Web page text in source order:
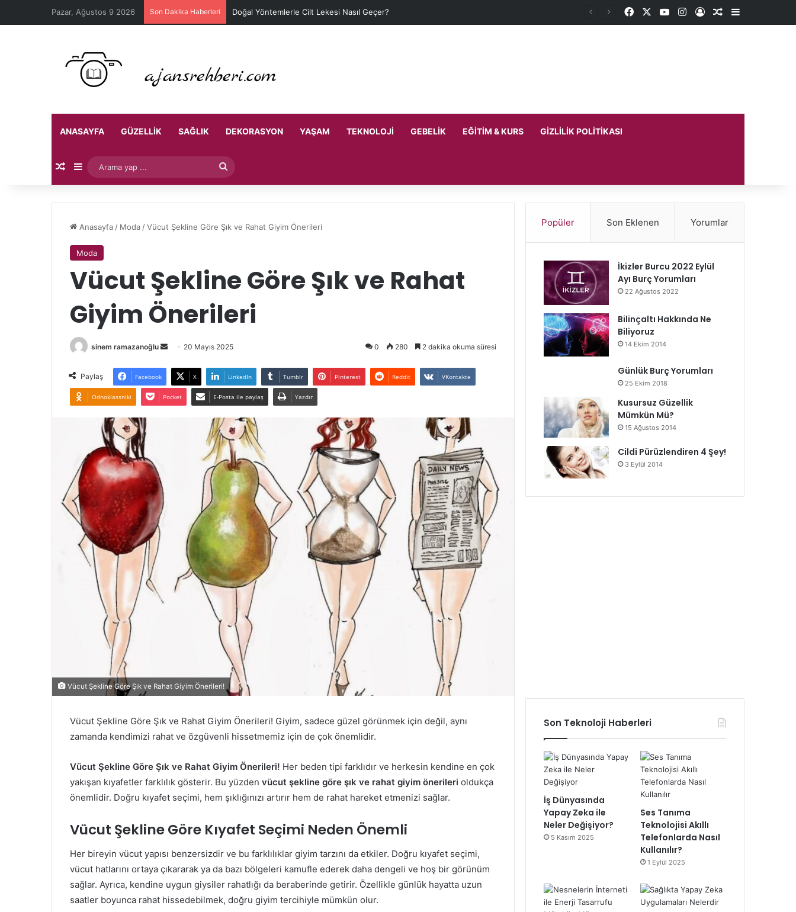
Pazar, Ağustos 9 2026 Son Dakika Haberleri Doğal Yöntemlerle Cilt Lekesi Nasıl Geçer? FacebookYouTubeInstagram
Kayıt OlRastgele Makale
Kenar
ANASAYFA GÜZELLIK SAĞLIK DEKORASYON YAŞAM TEKNOLOJI GEBELIK EĞITIM & KURS GIZLILIK POLITIKASI
Rastgele Makale
Kenar Bölmesi
Arama
yap
Anasayfa / Moda /Vücut Şekline Göre Şık ve Rahat Giyim Önerileri
Moda
Vücut Şekline Göre Şık ve Rahat
Giyim Önerileri
sinem ramazanoğlu
Bir
posta
göndermek
20 Mayıs 2025 0 280 2 dakika okuma süresi
Paylaş Facebook X LinkedIn Tumblr Pinterest Reddit VKontakte
Odnoklassniki Pocket E-Posta ile paylaş Yazdır
Vücut Şekline Göre Şık ve Rahat Giyim Önerileri!
Vücut Şekline Göre Şık ve Rahat Giyim Önerileri! Giyim, sadece güzel görünmek için değil, aynı
zamanda kendimizi rahat ve özgüvenli hissetmemiz için de çok önemlidir.
Vücut Şekline Göre Şık ve Rahat Giyim Önerileri! Her beden tipi farklıdır ve herkesin kendine en çok
yakışan kıyafetler farklılık gösterir. Bu yüzden vücut şekline göre şık ve rahat giyim önerileri oldukça
önemlidir. Doğru kıyafet seçimi, hem şıklığınızı artırır hem de rahat hareket etmenizi sağlar.
Vücut Şekline Göre Kıyafet Seçimi Neden Önemli
Her bireyin vücut yapısı benzersizdir ve bu farklılıklar giyim tarzını da etkiler. Doğru kıyafet seçimi,
vücut hatlarını ortaya çıkararak ya da bazı bölgeleri kamufle ederek daha dengeli ve hoş bir görünüm
sağlar. Ayrıca, kendine uygun giysiler rahatlığı da beraberinde getirir. Özellikle günlük hayatta uzun
saatler boyunca rahat hissedebilmek, doğru giyim tercihiyle mümkün olur.
Popüler Son Eklenen Yorumlar
İkizler Burcu 2022 Eylül
Ayı Burç Yorumları
22 Ağustos 2022
Bilinçaltı Hakkında Ne
Biliyoruz
14 Ekim 2014
Günlük Burç Yorumları
25 Ekim 2018
Kusursuz Güzellik
Mümkün Mü?
15 Ağustos 2014
Cildi Pürüzlendiren 4 Şey!
3 Eylül 2014
Son Teknoloji Haberleri
İş Dünyasında
Yapay Zeka ile
Neler Değişiyor?
5 Kasım 2025
Ses Tanıma
Teknolojisi Akıllı
Telefonlarda Nasıl
Kullanılır?
1 Eylül 2025